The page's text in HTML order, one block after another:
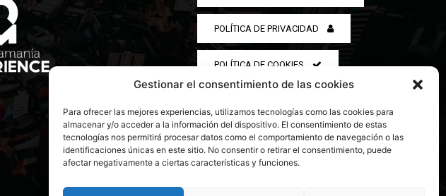
Gestionar el consentimiento de las cookies
Para ofrecer las mejores experiencias, utilizamos tecnologías como las cookies para
almacenar y/o acceder a la información del dispositivo. El consentimiento de estas
tecnologías nos permitirá procesar datos como el comportamiento de navegación o las
identificaciones únicas en este sitio. No consentir o retirar el consentimiento, puede
afectar negativamente a ciertas características y funciones.
POLÍTICA DE PRIVACIDAD
POLÍTICA DE COOKIES